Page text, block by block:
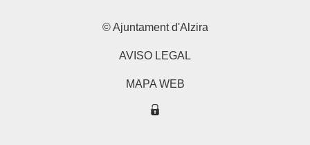
© Ajuntament d'Alzira
AVISO LEGAL
MAPA WEB